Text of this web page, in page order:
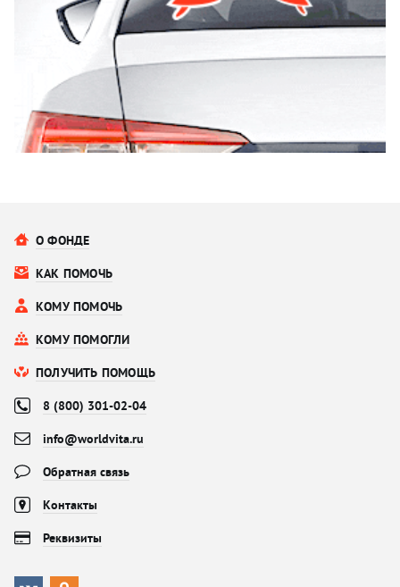
О ФОНДЕ
КАК ПОМОЧЬ
КОМУ ПОМОЧЬ
КОМУ ПОМОГЛИ
ПОЛУЧИТЬ ПОМОЩЬ
8 (800) 301-02-04
info@worldvita.ru
Обратная связь
Контакты
Реквизиты